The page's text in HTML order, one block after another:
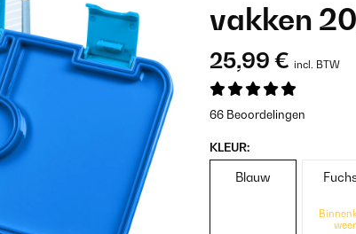
vakken
25,99 € incl. BTW
66 Beoordelingen
KLEUR:
Blauw